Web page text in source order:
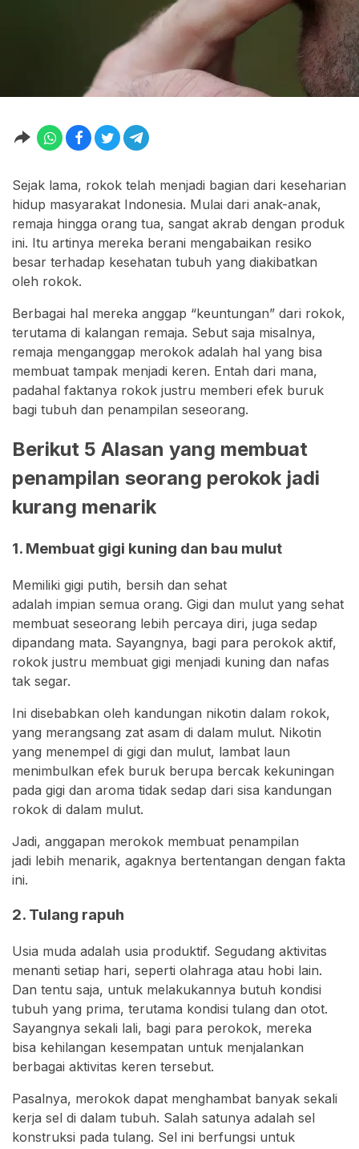
Sejak lama, rokok telah menjadi bagian dari keseharian
hidup masyarakat Indonesia. Mulai dari anak-anak,
remaja hingga orang tua, sangat akrab dengan produk
ini. Itu artinya mereka berani mengabaikan resiko
besar terhadap kesehatan tubuh yang diakibatkan
oleh rokok.
Berbagai hal mereka anggap “keuntungan” dari rokok,
terutama di kalangan remaja. Sebut saja misalnya,
remaja menganggap merokok adalah hal yang bisa
membuat tampak menjadi keren. Entah dari mana,
padahal faktanya rokok justru memberi efek buruk
bagi tubuh dan penampilan seseorang.
Berikut 5 Alasan yang membuat
penampilan seorang perokok jadi
kurang menarik
1. Membuat gigi kuning dan bau mulut
Memiliki gigi putih, bersih dan sehat
adalah impian semua orang. Gigi dan mulut yang sehat
membuat seseorang lebih percaya diri, juga sedap
dipandang mata. Sayangnya, bagi para perokok aktif,
rokok justru membuat gigi menjadi kuning dan nafas
tak segar.
Ini disebabkan oleh kandungan nikotin dalam rokok,
yang merangsang zat asam di dalam mulut. Nikotin
yang menempel di gigi dan mulut, lambat laun
menimbulkan efek buruk berupa bercak kekuningan
pada gigi dan aroma tidak sedap dari sisa kandungan
rokok di dalam mulut.
Jadi, anggapan merokok membuat penampilan
jadi lebih menarik, agaknya bertentangan dengan fakta
ini.
2. Tulang rapuh
Usia muda adalah usia produktif. Segudang aktivitas
menanti setiap hari, seperti olahraga atau hobi lain.
Dan tentu saja, untuk melakukannya butuh kondisi
tubuh yang prima, terutama kondisi tulang dan otot.
Sayangnya sekali lali, bagi para perokok, mereka
bisa kehilangan kesempatan untuk menjalankan
berbagai aktivitas keren tersebut.
Pasalnya, merokok dapat menghambat banyak sekali
kerja sel di dalam tubuh. Salah satunya adalah sel
konstruksi pada tulang. Sel ini berfungsi untuk